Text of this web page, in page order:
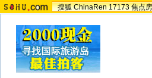
搜狐 ChinaRen 17173 焦点